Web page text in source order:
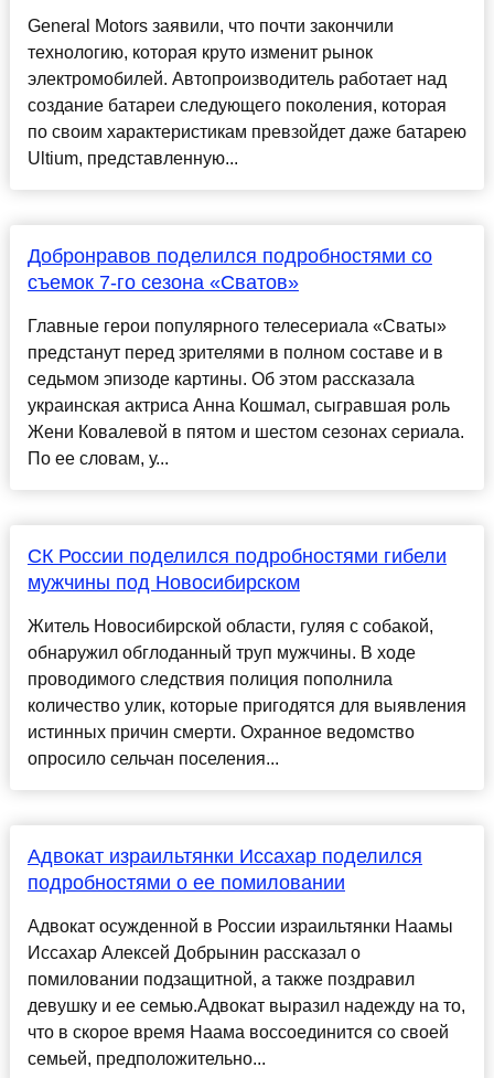
General Motors заявили, что почти закончили
технологию, которая круто изменит рынок
электромобилей. Автопроизводитель работает над
создание батареи следующего поколения, которая
по своим характеристикам превзойдет даже батарею
Ultium, представленную...
Добронравов поделился подробностями со
съемок 7-го сезона «Сватов»
Главные герои популярного телесериала «Сваты»
предстанут перед зрителями в полном составе и в
седьмом эпизоде картины. Об этом рассказала
украинская актриса Анна Кошмал, сыгравшая роль
Жени Ковалевой в пятом и шестом сезонах сериала.
По ее словам, у...
СК России поделился подробностями гибели
мужчины под Новосибирском
Житель Новосибирской области, гуляя с собакой,
обнаружил обглоданный труп мужчины. В ходе
проводимого следствия полиция пополнила
количество улик, которые пригодятся для выявления
истинных причин смерти. Охранное ведомство
опросило сельчан поселения...
Адвокат израильтянки Иссахар поделился
подробностями о ее помиловании
Адвокат осужденной в России израильтянки Наамы
Иссахар Алексей Добрынин рассказал о
помиловании подзащитной, а также поздравил
девушку и ее семью.Адвокат выразил надежду на то,
что в скорое время Наама воссоединится со своей
семьей, предположительно...